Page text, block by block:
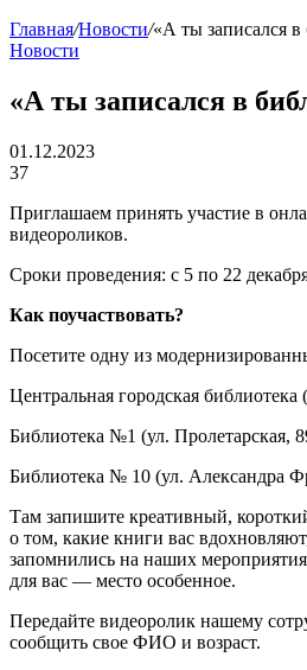
Главная/Новости/«А ты записался в
Новости
«А ты записался в
01.12.2023
37
Приглашаем принять участие в
видеороликов.
Сроки проведения: с 5 по 22
Как поучаствовать?
Посетите одну из
Центральная городская
Библиотека №1 (ул. Пролетарская,
Библиотека № 10 (ул. Александра
Там запишите креативный,
о том, какие книги вас
запомнились на наших
для вас — место особенное.
Передайте видеоролик нашему
сообщить свое ФИО и возраст.